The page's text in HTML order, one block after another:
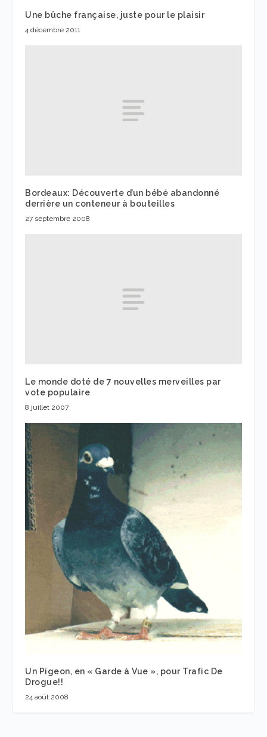
Une bûche française, juste pour le plaisir
4 décembre 2011
Bordeaux: Découverte d’un bébé abandonné
derrière un conteneur à bouteilles
27 septembre 2008
Le monde doté de 7 nouvelles merveilles par
vote populaire
8 juillet 2007
Un Pigeon, en « Garde à Vue », pour Trafic De
Drogue!!
24 août 2008